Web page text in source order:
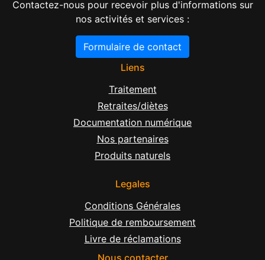
Contactez-nous pour recevoir plus d'informations sur
nos activités et services :
Formulaire de contact
Liens
Traitement
Retraites/diètes
Documentation numérique
Nos partenaires
Produits naturels
Legales
Conditions Générales
Politique de remboursement
Livre de réclamations
Nous contacter